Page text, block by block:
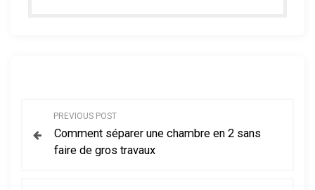
PREVIOUS POST
Comment séparer une chambre en 2 sans
faire de gros travaux